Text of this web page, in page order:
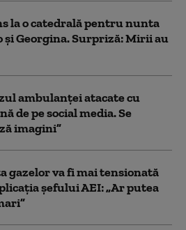
la o catedrală pentru nunta
şi Georgina. Surpriză: Mirii au
ambulanței atacate cu
de pe social media. Se
imagini”
gazelor va fi mai tensionată
șefului AEI: „Ar putea